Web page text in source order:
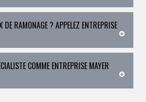
RAMONAGE ? APPELEZ ENTREPRISE
COMME ENTREPRISE MAYER